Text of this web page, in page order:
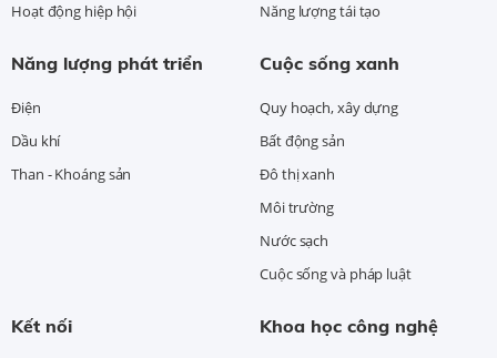
Hoạt động hiệp hội
Năng lượng tái tạo
Năng lượng phát triển
Điện
Dầu khí
Than - Khoáng sản
Cuộc sống xanh
Quy hoạch, xây dựng
Bất động sản
Đô thị xanh
Môi trường
Nước sạch
Cuộc sống và pháp luật
Kết nối Khoa học công nghệ